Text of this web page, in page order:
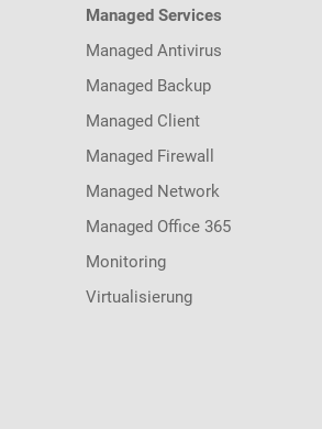
Managed Services
Managed Antivirus
Managed Backup
Managed Client
Managed Firewall
Managed Network
Managed Office 365
Monitoring
Virtualisierung